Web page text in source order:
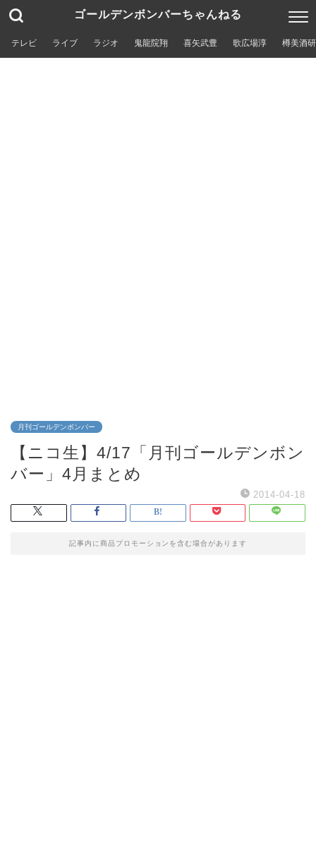
ゴールデンボンバーちゃんねる
テレビ ライブ ラジオ 鬼龍院翔 喜矢武豊 歌広場淳 樽美酒
月刊ゴールデンボンバー
【ニコ生】4/17「月刊ゴールデンボン
バー」4月まとめ
2014-04-18
記事内に商品プロモーションを含む場合があります